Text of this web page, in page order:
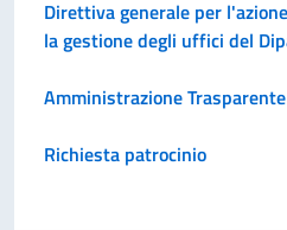
Direttiva generale per
la gestione degli uffici del
Amministrazione Trasparente
Richiesta patrocinio